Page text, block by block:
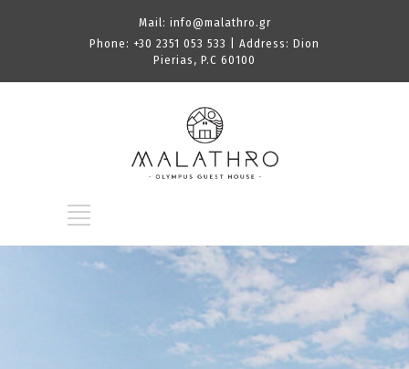
Mail: info@malathro.gr
Phone: +30 2351 053 533
| Address: Dion
Pierias, P.C 60100